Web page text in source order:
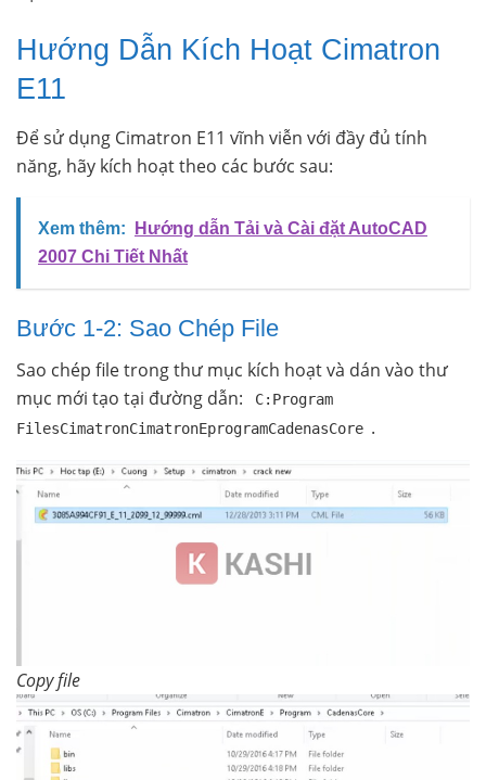
Hướng Dẫn Kích Hoạt Cimatron
E11
Để sử dụng Cimatron E11 vĩnh viễn với đầy đủ tính
năng, hãy kích hoạt theo các bước sau:
Xem thêm:
Hướng dẫn Tải và Cài đặt AutoCAD
2007 Chi Tiết Nhất
Bước 1-2: Sao Chép File
Sao chép file trong thư mục kích hoạt và dán vào thư
mục mới tạo tại đường dẫn:
C:Program
FilesCimatronCimatronEprogramCadenasCore .
Copy file